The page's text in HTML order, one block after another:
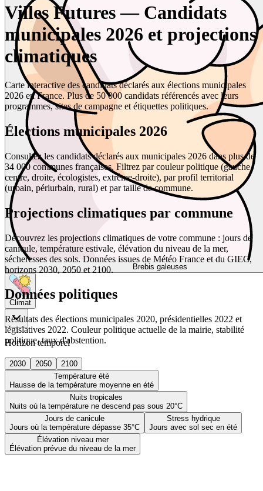
Brebis galeuses
Climat
Horizon temporel
2030 2050
2100
Température été
Hausse de la température moyenne en été
Nuits tropicales
Nuits où la température ne descend pas sous 20°C
Jours de canicule
Jours où la température dépasse 35°C
Stress hydrique
Jours avec sol sec en été
Élévation niveau mer
Élévation prévue du niveau de la mer
Villes Futures — Candidats
municipales 2026 et projections
climatiques
Carte interactive des candidats déclarés aux élections municipales
2026 en France. Plus de 50 000 candidats référencés avec leurs
programmes, sites de campagne et étiquettes politiques.
Élections municipales 2026
Consultez les candidats déclarés aux municipales 2026 dans plus de
34 000 communes françaises. Filtrez par couleur politique (gauche,
centre, droite, écologistes, extrême-droite), par profil territorial
(urbain, périurbain, rural) et par taille de commune.
Projections climatiques par commune
Découvrez les projections climatiques de votre commune : jours de
canicule, température estivale, élévation du niveau de la mer,
sécheresses des sols. Données issues de Météo France et du GIEC,
horizons 2030, 2050 et 2100.
Données politiques
Résultats des élections municipales 2020, présidentielles 2022 et
législatives 2022. Couleur politique actuelle de la mairie, stabilité
politique, taux d'abstention.